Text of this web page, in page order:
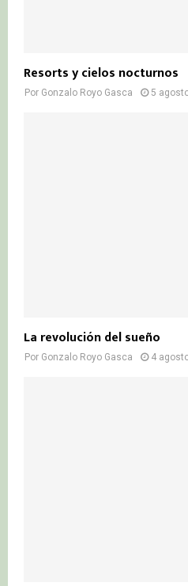
Resorts y cielos nocturnos
Por Gonzalo Royo Gasca 5
La revolución del sueño
Por Gonzalo Royo Gasca 4